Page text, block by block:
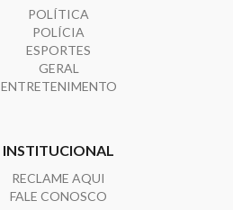
POLÍTICA
POLÍCIA
ESPORTES
GERAL
ENTRETENIMENTO
INSTITUCIONAL
RECLAME AQUI
FALE CONOSCO